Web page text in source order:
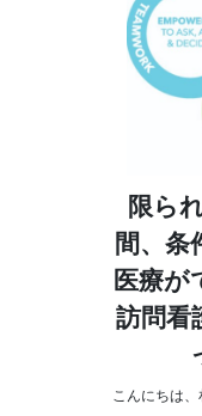
限ら
間、条
医療が
訪問看
こんにちは